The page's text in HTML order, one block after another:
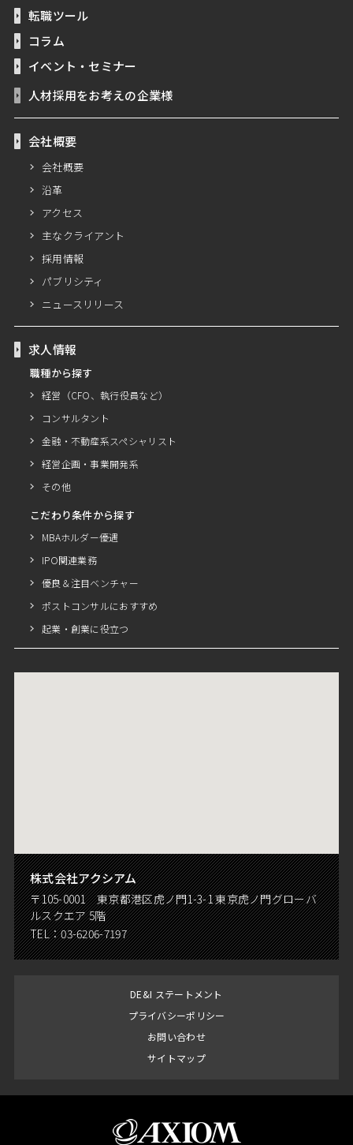
転職ツール
コラム
イベント・セミナー
人材採用をお考えの企業様
会社概要
会社概要
沿革
アクセス
主なクライアント
採用情報
パブリシティ
ニュースリリース
求人情報
職種から探す
経営（CFO、執行役員など）
コンサルタント
金融・不動産系スペシャリスト
経営企画・事業開発系
その他
こだわり条件から探す
MBAホルダー優遇
IPO関連業務
優良＆注目ベンチャー
ポストコンサルにおすすめ
起業・創業に役立つ
株式会社アクシアム
〒105-0001 東京都港区虎ノ門1-3-1 東京虎ノ門グローバ
ルスクエア 5階
TEL：03-6206-7197
DE&I ステートメント
プライバシーポリシー
お問い合わせ
サイトマップ